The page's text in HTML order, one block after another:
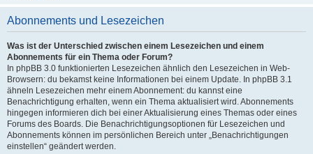
Abonnements und Lesezeichen
Was ist der Unterschied zwischen einem Lesezeichen und einem
Abonnements für ein Thema oder Forum?
In phpBB 3.0 funktionierten Lesezeichen ähnlich den Lesezeichen in Web-
Browsern: du bekamst keine Informationen bei einem Update. In phpBB 3.1
ähneln Lesezeichen mehr einem Abonnement: du kannst eine
Benachrichtigung erhalten, wenn ein Thema aktualisiert wird. Abonnements
hingegen informieren dich bei einer Aktualisierung eines Themas oder eines
Forums des Boards. Die Benachrichtigungsoptionen für Lesezeichen und
Abonnements können im persönlichen Bereich unter „Benachrichtigungen
einstellen“ geändert werden.